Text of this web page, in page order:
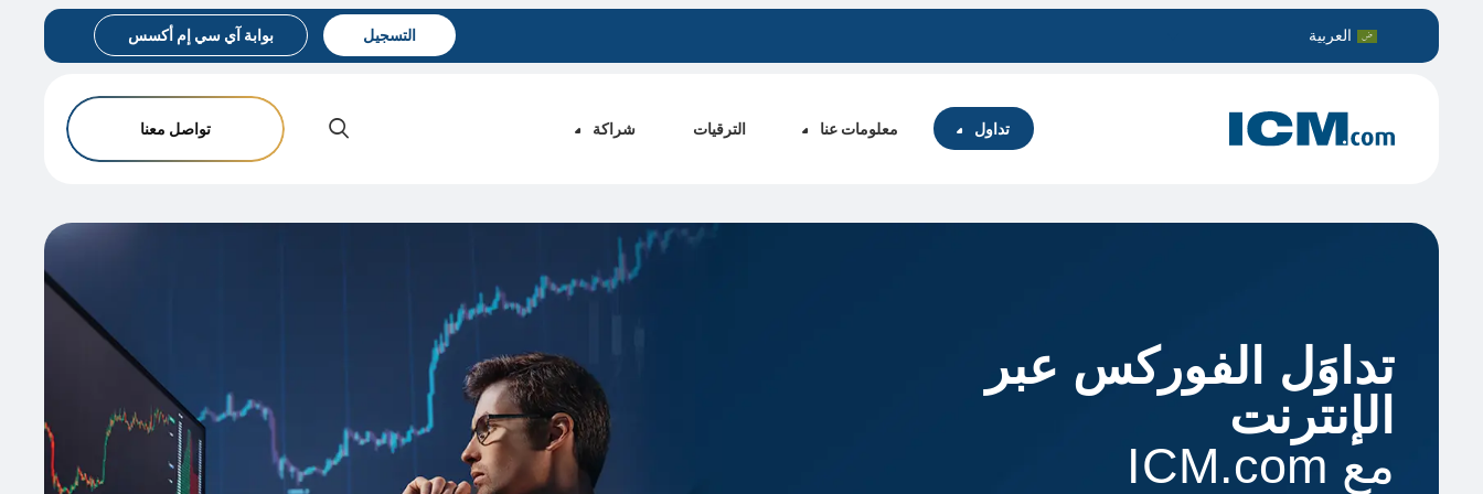
العربية التسجيل بوابة آي سي إم أكسس
تداول معلومات عنا الترقيات شراكة تواصل معنا
تداوَل الفوركس عبر
الإنترنت
مع ICM.com